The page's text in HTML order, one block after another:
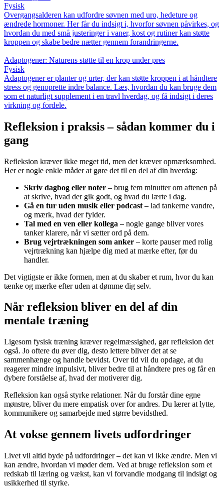
Fysisk
Overgangsalderen kan udfordre søvnen med uro, hedeture og
ændrede hormoner. Her får du indsigt i, hvorfor søvnen påvirkes, og
hvordan du med små justeringer i vaner, kost og rutiner kan støtte
kroppen og skabe bedre nætter gennem forandringerne.
Adaptogener: Naturens støtte til en krop under pres
Fysisk
Adaptogener er planter og urter, der kan støtte kroppen i at håndtere
stress og genoprette indre balance. Læs, hvordan du kan bruge dem
som et naturligt supplement i en travl hverdag, og få indsigt i deres
virkning og fordele.
Refleksion i praksis – sådan kommer du i
gang
Refleksion kræver ikke meget tid, men det kræver opmærksomhed.
Her er nogle enkle måder at gøre det til en del af din hverdag:
Skriv dagbog eller noter – brug fem minutter om aftenen på
at skrive, hvad der gik godt, og hvad du lærte i dag.
Gå en tur uden musik eller podcast – lad tankerne vandre,
og mærk, hvad der fylder.
Tal med en ven eller kollega – nogle gange bliver vores
tanker klarere, når vi sætter ord på dem.
Brug vejrtrækningen som anker – korte pauser med rolig
vejrtrækning kan hjælpe dig med at mærke efter, før du
handler.
Det vigtigste er ikke formen, men at du skaber et rum, hvor du kan
tænke og mærke efter uden at dømme dig selv.
Når refleksion bliver en del af din
mentale træning
Ligesom fysisk træning kræver regelmæssighed, gør refleksion det
også. Jo oftere du øver dig, desto lettere bliver det at se
sammenhænge og handle bevidst. Over tid vil du opdage, at du
reagerer mindre impulsivt, bliver bedre til at håndtere pres og får en
dybere forståelse af, hvad der motiverer dig.
Refleksion kan også styrke relationer. Når du forstår dine egne
mønstre, bliver du mere empatisk over for andres. Du lærer at lytte,
kommunikere og samarbejde med større bevidsthed.
At vokse gennem livets udfordringer
Livet vil altid byde på udfordringer – det kan vi ikke ændre. Men vi
kan ændre, hvordan vi møder dem. Ved at bruge refleksion som et
redskab til læring og vækst, kan vi forvandle modgang til indsigt og
usikkerhed til styrke.